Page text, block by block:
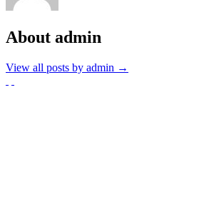
About admin
View all posts by admin →